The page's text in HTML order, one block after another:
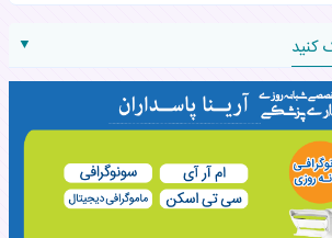
کنید
▼